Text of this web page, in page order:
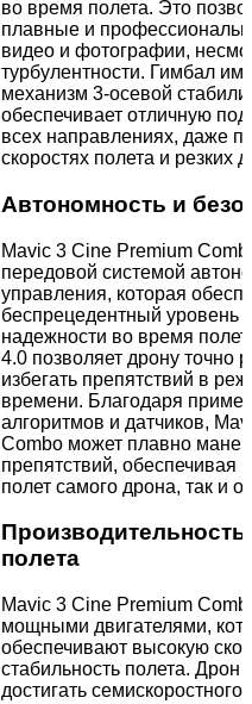
во время полета. Это
плавные и
видео и фотографии,
турбулентности. Гимбал
механизм 3-осевой
обеспечивает отличную
всех направлениях, даже
скоростях полета и резких
Автономность и
Mavic 3 Cine Premium
передовой системой
управления, которая
беспрецедентный уровень
надежности во время
4.0 позволяет дрону точно
избегать препятствий в
времени. Благодаря
алгоритмов и датчиков,
Combo может плавно
препятствий, обеспечивая
полет самого дрона, так и
полета
Mavic 3 Cine Premium
мощными двигателями,
обеспечивают высокую
стабильность полета. Дрон
достигать